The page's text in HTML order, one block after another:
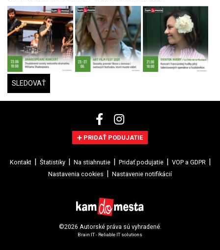
SLEDOVAŤ
PRIDAŤ PODUJATIE
Kontakt Štatistiky Na stiahnutie Pridať podujatie
VOP a GDPR
Nastavenia cookies
Nastavenie notifikácií
©2026 Autorské práva sú vyhradené.
Brain:IT - Reliable IT solutions